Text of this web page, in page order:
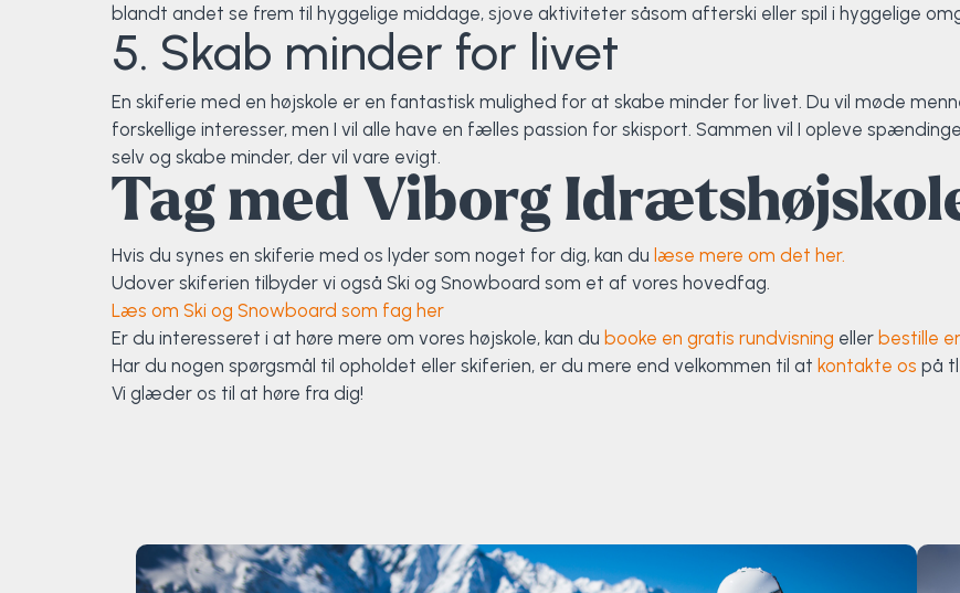
blandt andet se frem til hyggelige middage, sjove aktiviteter såsom afterski eller spil i hyggelige
5. Skab minder for livet
En skiferie med en højskole er en fantastisk mulighed for at skabe minder for livet. Du vil møde
forskellige interesser, men I vil alle have en fælles passion for skisport. Sammen vil I opleve
selv og skabe minder, der vil vare evigt.
Tag med Viborg
Hvis du synes en skiferie med os lyder som noget for dig, kan du læse mere om det her.
Udover skiferien tilbyder vi også Ski og Snowboard som et af vores hovedfag.
Læs om Ski og Snowboard som fag her
Er du interesseret i at høre mere om vores højskole, kan du booke en gratis rundvisning ellerbestille
Har du nogen spørgsmål til opholdet eller skiferien, er du mere end velkommen til at kontakte os på
Vi glæder os til at høre fra dig!
Svømning og Livredning
Tons og teambuilding